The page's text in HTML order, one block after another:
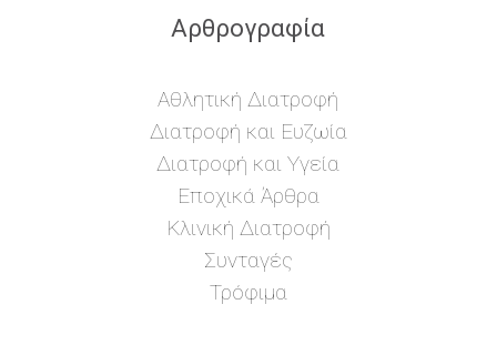
Αρθρογραφία
Αθλητική Διατροφή
Διατροφή και Ευζωία
Διατροφή και Υγεία
Εποχικά Άρθρα
Κλινική Διατροφή
Συνταγές
Τρόφιμα